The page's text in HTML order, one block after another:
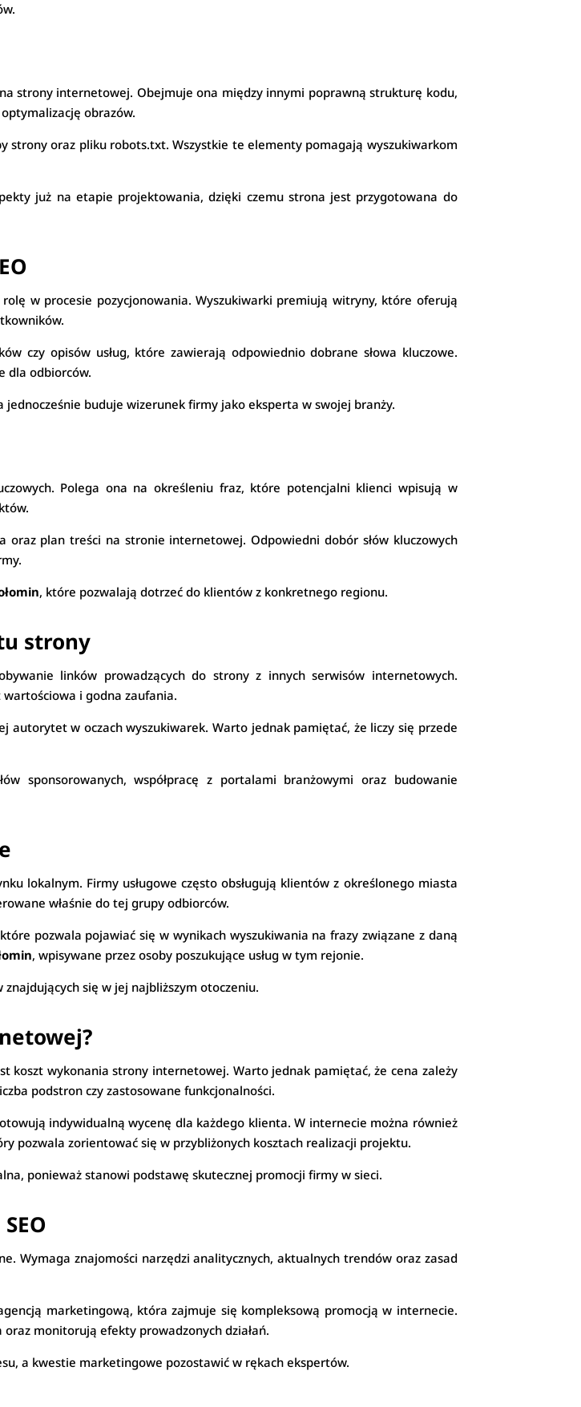
strony internetowej. Obejmuje ona między innymi poprawną strukturę kodu,
optymalizację obrazów.
strony oraz pliku robots.txt. Wszystkie te elementy pomagają wyszukiwarkom
już na etapie projektowania, dzięki czemu strona jest przygotowana do
w procesie pozycjonowania. Wyszukiwarki premiują witryny, które oferują
czy opisów usług, które zawierają odpowiednio dobrane słowa kluczowe.
dla odbiorców.
buduje wizerunek firmy jako eksperta w swojej branży.
Polega ona na określeniu fraz, które potencjalni klienci wpisują w
plan treści na stronie internetowej. Odpowiedni dobór słów kluczowych
, które pozwalają dotrzeć do klientów z konkretnego regionu.
strony
linków prowadzących do strony z innych serwisów internetowych.
i godna zaufania.
w oczach wyszukiwarek. Warto jednak pamiętać, że liczy się przede
sponsorowanych, współpracę z portalami branżowymi oraz budowanie
lokalnym. Firmy usługowe często obsługują klientów z określonego miasta
właśnie do tej grupy odbiorców.
pozwala pojawiać się w wynikach wyszukiwania na frazy związane z daną
, wpisywane przez osoby poszukujące usług w tym rejonie.
się w jej najbliższym otoczeniu.
koszt wykonania strony internetowej. Warto jednak pamiętać, że cena zależy
podstron czy zastosowane funkcjonalności.
indywidualną wycenę dla każdego klienta. W internecie można również
pozwala zorientować się w przybliżonych kosztach realizacji projektu.
ponieważ stanowi podstawę skutecznej promocji firmy w sieci.
Wymaga znajomości narzędzi analitycznych, aktualnych trendów oraz zasad
marketingową, która zajmuje się kompleksową promocją w internecie.
monitorują efekty prowadzonych działań.
a kwestie marketingowe pozostawić w rękach ekspertów.